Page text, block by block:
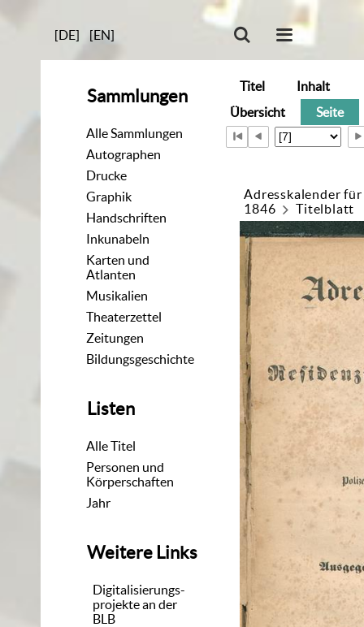
[DE] [EN]
Sammlungen
Alle Sammlungen
Autographen
Drucke
Graphik
Handschriften
Inkunabeln
Karten und
Atlanten
Musikalien
Theaterzettel
Zeitungen
Bildungsgeschichte
Listen
Alle Titel
Personen und
Körperschaften
Jahr
Weitere Links
Digitalisierungs-
projekte an der
BLB
Titel
Inhalt
Übersicht
Seite
Adresskalender
1846
Titelblatt